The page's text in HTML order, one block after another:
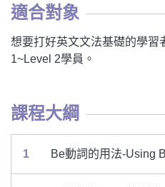
適合對象
想要打好英文文法基礎的學習
1~Level 2學員。
課程大綱
1 Be動詞的用法-Using